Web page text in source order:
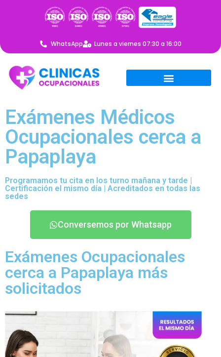
WhatsApp Lunes a viernes 07:30 a 16:00
Exámenes Médicos
Ocupacionales cerca a
Papaplaya
Programamos tu cita en los turno mañana y tarde |
Certificación el mismo día | Acreditados en todas las
sedes
Conversemos por Whatsapp
Exámenes Ocupacionales
cerca a Papaplaya más
solicitados